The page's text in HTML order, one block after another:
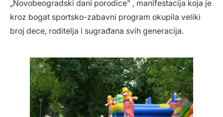
„Novobeogradski dani porodice” , manifestacija koja je
kroz bogat sportsko-zabavni program okupila veliki
broj dece, roditelja i sugrađana svih generacija.